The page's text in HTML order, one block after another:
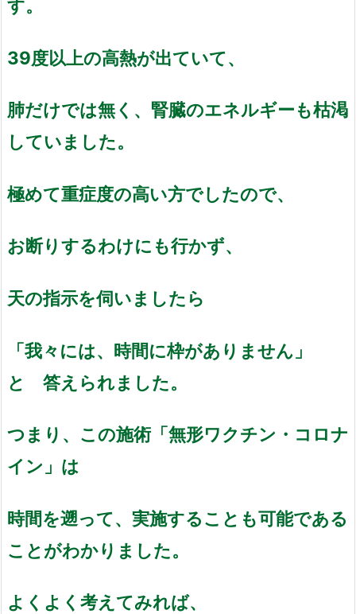
す。
39度以上の高熱が出ていて、
肺だけでは無く、腎臓のエネルギーも枯渇
していました。
極めて重症度の高い方でしたので、
お断りするわけにも行かず、
天の指示を伺いましたら
「我々には、時間に枠がありません」
と 答えられました。
つまり、この施術「無形ワクチン・コロナ
イン」は
時間を遡って、実施することも可能である
ことがわかりました。
よくよく考えてみれば、